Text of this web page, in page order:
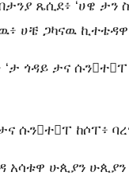
ጼሲደ፥ ‘ሀዌ ታን
ሀቼ ጋካናዉ ኪተቴዳዋ
‘ታ ጎዳይ ታና
ሱንተፐ ከሶፐ፥
አሳቱዋ ሁጲያን ሁጲያን